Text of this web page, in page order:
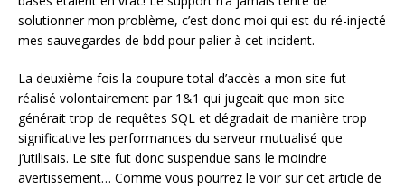
solutionner mon problème, c’est donc moi qui est du ré-injecté
mes sauvegardes de bdd pour palier à cet incident.
La deuxième fois la coupure total d’accès a mon site fut
réalisé volontairement par 1&1 qui jugeait que mon site
générait trop de requêtes SQL et dégradait de manière trop
significative les performances du serveur mutualisé que
j’utilisais. Le site fut donc suspendue sans le moindre
avertissement… Comme vous pourrez le voir sur cet article de